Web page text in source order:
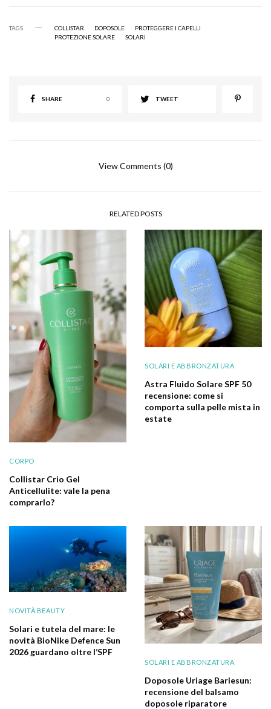
TAGS COLLISTAR DOPOSOLE
PROTEGGERE I CAPELLI
PROTEZIONE SOLARE
SOLARI
SHARE 0 TWEET
View Comments (0)
RELATED POSTS
CORPO
Collistar Crio Gel
Anticellulite: vale la pena
comprarlo?
SOLARI E ABBRONZATURA
Astra Fluido Solare SPF 50
recensione: come si
comporta sulla pelle mista in
estate
NOVITÀ BEAUTY
Solari e tutela del mare: le
novità BioNike Defence Sun
2026 guardano oltre l’SPF
SOLARI E ABBRONZATURA
Doposole Uriage Bariesun:
recensione del balsamo
doposole riparatore